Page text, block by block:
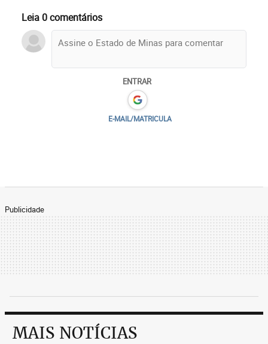
Leia 0 comentários
ENTRAR
E-MAIL/MATRICULA
Publicidade
MAIS NOTÍCIAS